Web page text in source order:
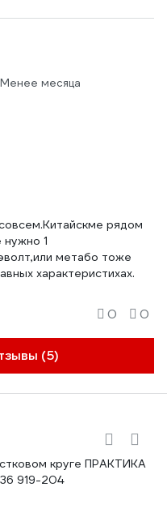
Менее месяца
рядом
1
метабо тоже
характеристихах.
(5)
0 0
круге ПРАКТИКА
919-204